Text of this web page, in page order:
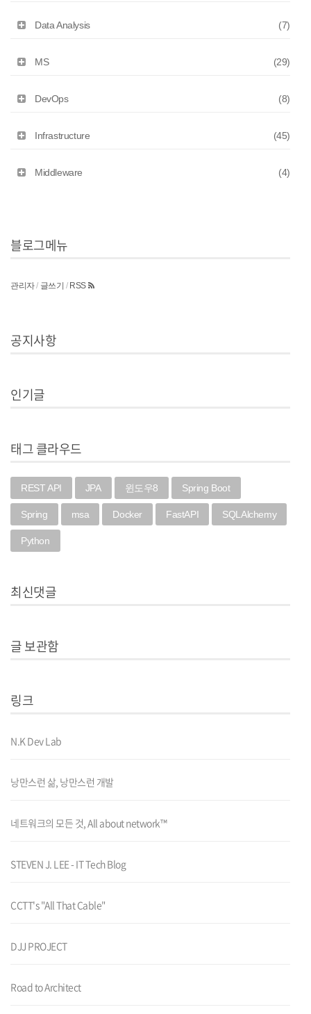
Data Analysis (7)
MS (29)
DevOps (8)
Infrastructure (45)
Middleware (4)
블로그메뉴
관리자/ 글쓰기 / RSS
공지사항
인기글
태그 클라우드
REST API JPA 윈도우8 Spring Boot
Spring msa Docker FastAPI SQLAlchemy
Python
최신댓글
글 보관함
링크
N.K Dev Lab
낭만스런 삶, 낭만스런 개발
네트워크의 모든 것, All about network™
STEVEN J. LEE - IT Tech Blog
CCTT's "All That Cable"
DJJ PROJECT
Road to Architect